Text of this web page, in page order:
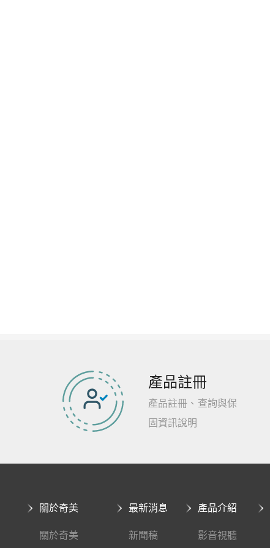
產品註冊
產品註冊、查詢與保
固資訊說明
關於奇美
關於奇美
最新消息
新聞稿
產品介紹
影音視聽